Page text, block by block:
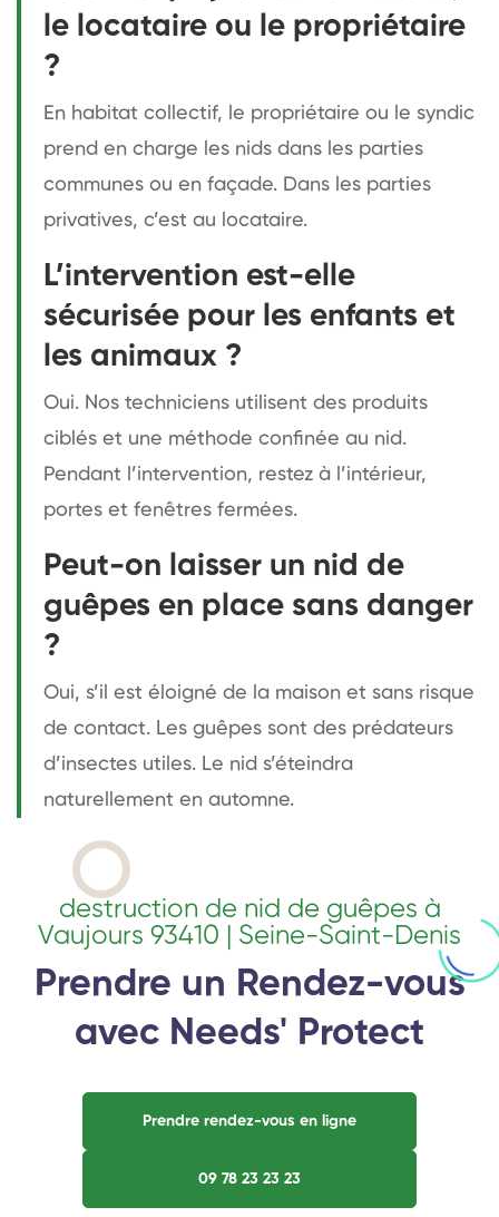
le locataire ou le propriétaire
?
En habitat collectif, le propriétaire ou le syndic
prend en charge les nids dans les parties
communes ou en façade. Dans les parties
privatives, c’est au locataire.
L’intervention est-elle
sécurisée pour les enfants et
les animaux ?
Oui. Nos techniciens utilisent des produits
ciblés et une méthode confinée au nid.
Pendant l’intervention, restez à l’intérieur,
portes et fenêtres fermées.
Peut-on laisser un nid de
guêpes en place sans danger
?
Oui, s’il est éloigné de la maison et sans risque
de contact. Les guêpes sont des prédateurs
d’insectes utiles. Le nid s’éteindra
naturellement en automne.
destruction de nid de guêpes à
Vaujours 93410 | Seine-Saint-Denis
Prendre un Rendez-vous
avec Needs' Protect
Prendre rendez-vous en ligne
09 78 23 23 23